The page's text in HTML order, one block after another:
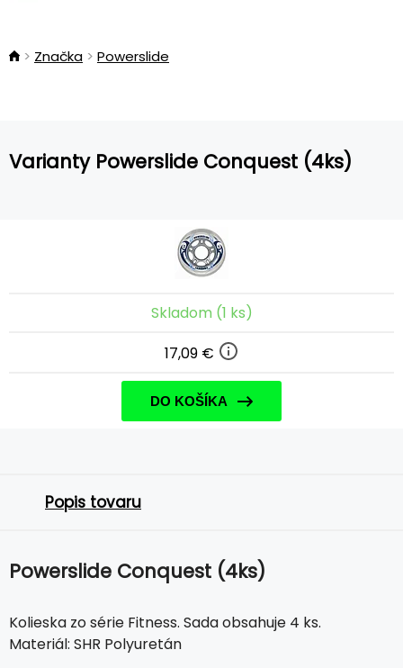
Značka Powerslide
Varianty Powerslide Conquest (4ks)
Skladom (1 ks)
17,09 €
DO KOŠÍKA
Popis tovaru
Powerslide Conquest (4ks)
Kolieska zo série Fitness. Sada obsahuje 4 ks.
Materiál: SHR Polyuretán